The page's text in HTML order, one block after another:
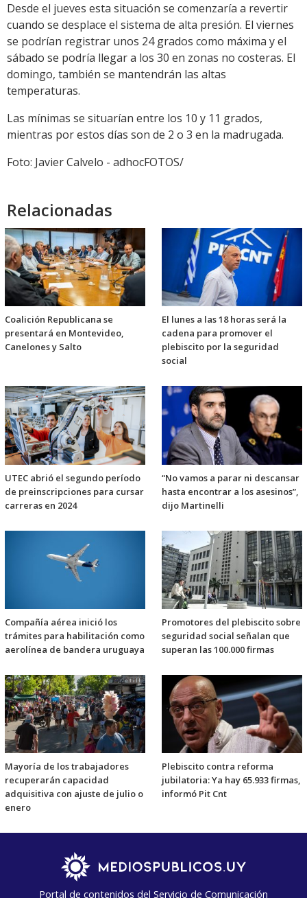
Desde el jueves esta situación se comenzaría a revertir
cuando se desplace el sistema de alta presión. El viernes
se podrían registrar unos 24 grados como máxima y el
sábado se podría llegar a los 30 en zonas no costeras. El
domingo, también se mantendrán las altas
temperaturas.
Las mínimas se situarían entre los 10 y 11 grados,
mientras por estos días son de 2 o 3 en la madrugada.
Foto: Javier Calvelo - adhocFOTOS/
Relacionadas
Coalición Republicana se
presentará en Montevideo,
Canelones y Salto
El lunes a las 18 horas será la
cadena para promover el
plebiscito por la seguridad
social
UTEC abrió el segundo período
de preinscripciones para cursar
carreras en 2024
“No vamos a parar ni descansar
hasta encontrar a los asesinos”,
dijo Martinelli
Compañía aérea inició los
trámites para habilitación como
aerolínea de bandera uruguaya
Promotores del plebiscito sobre
seguridad social señalan que
superan las 100.000 firmas
Mayoría de los trabajadores
recuperarán capacidad
adquisitiva con ajuste de julio o
enero
Plebiscito contra reforma
jubilatoria: Ya hay 65.933 firmas,
informó Pit Cnt
Portal de contenidos del Servicio de Comunicación